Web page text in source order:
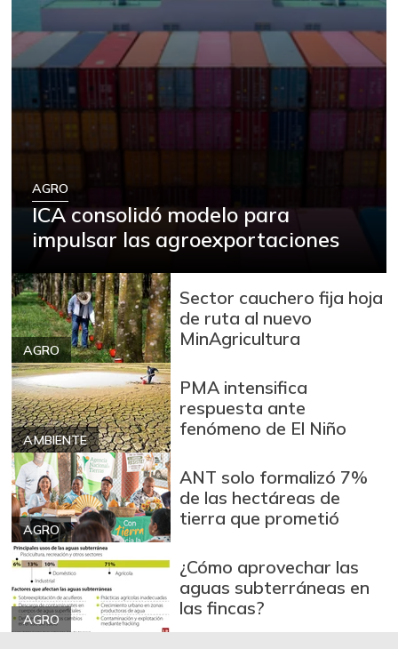
AGRO
ICA consolidó modelo para
impulsar las agroexportaciones
AGRO
Sector cauchero fija hoja
de ruta al nuevo
MinAgricultura
AMBIENTE
PMA intensifica
respuesta ante
fenómeno de El Niño
AGRO
ANT solo formalizó 7%
de las hectáreas de
tierra que prometió
AGRO
¿Cómo aprovechar las
aguas subterráneas en
las fincas?